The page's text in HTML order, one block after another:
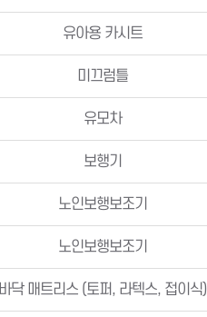
유아용 카시트
미끄럼틀
유모차
보행기
노인보행보조기
노인보행보조기
바닥 매트리스 (토퍼, 라텍스, 접이식)